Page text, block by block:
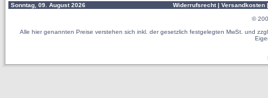
Sonntag, 09. August 2026 Widerrufsrecht | Versandkosten
©
Alle hier genannten Preise verstehen sich inkl. der gesetzlich festgelegten MwSt. und